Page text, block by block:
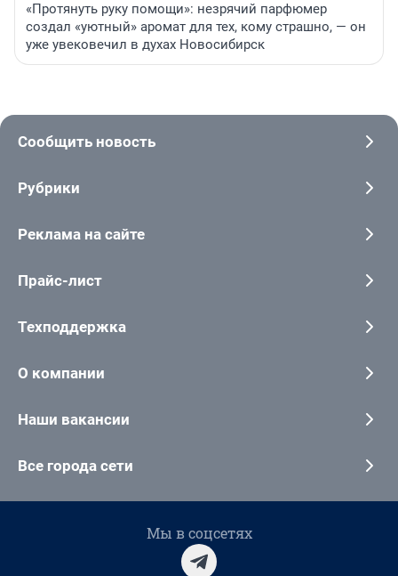
«Протянуть руку помощи»: незрячий парфюмер
создал «уютный» аромат для тех, кому страшно, — он
уже увековечил в духах Новосибирск
Сообщить новость
Рубрики
Реклама на сайте
Прайс-лист
Техподдержка
О компании
Наши вакансии
Все города сети
Мы в соцсетях